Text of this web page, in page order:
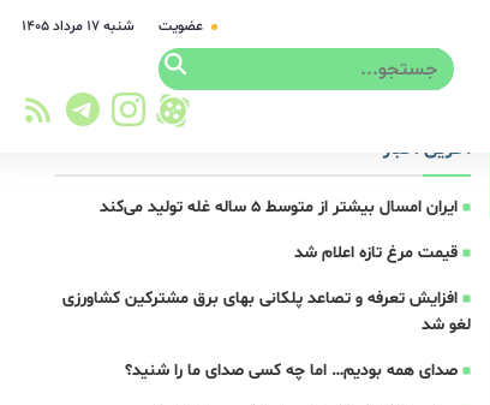
عضویت شنبه ۱۷ مرداد ۱۴۰۵
آخرین اخبار
ایران امسال بیشتر از متوسط 5 ساله غله تولید می‌کند
قیمت مرغ تازه اعلام شد
افزایش تعرفه و تصاعد پلکانی بهای برق مشترکین کشاورزی
لغو شد
صدای همه بودیم… اما چه کسی صدای ما را شنید؟